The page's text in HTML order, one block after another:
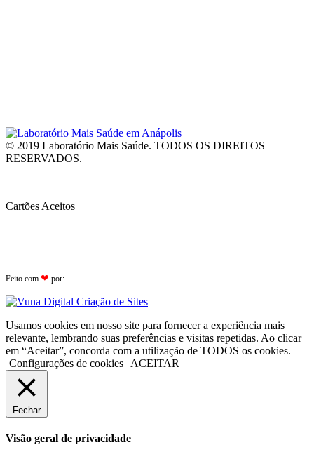
© 2019 Laboratório Mais Saúde. TODOS OS DIREITOS
RESERVADOS.
Cartões Aceitos
Feito com ❤ por:
Go
to
Top
Usamos cookies em nosso site para fornecer a experiência mais
relevante, lembrando suas preferências e visitas repetidas. Ao clicar
em “Aceitar”, concorda com a utilização de TODOS os cookies.
Configurações de cookies
ACEITAR
Fechar
Visão geral de privacidade